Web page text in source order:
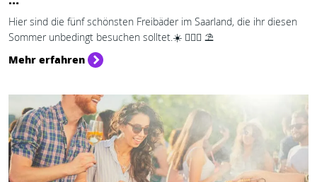
Hier sind die fünf schönsten Freibäder im Saarland, die ihr diesen
Sommer unbedingt besuchen solltet.☀️ 🏊🏻‍♂️ ⛱️
Mehr erfahren